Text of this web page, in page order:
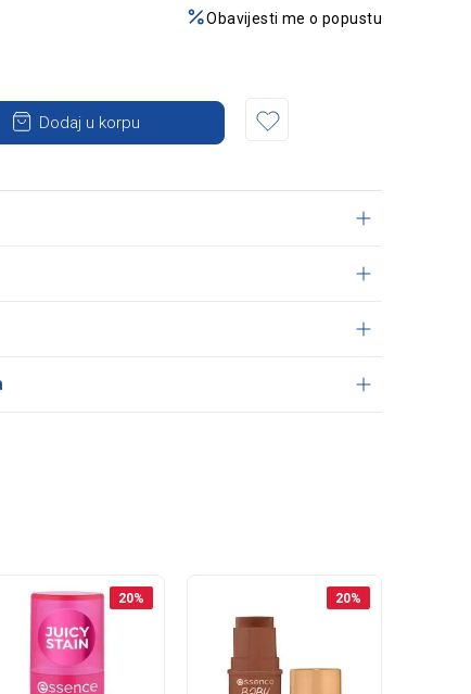
Obavijesti me o popustu
Dodaj u korpu
20% 20%